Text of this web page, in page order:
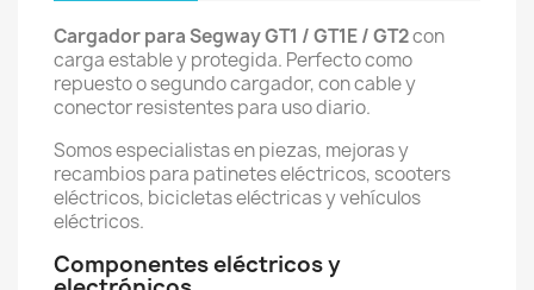
Cargador para Segway GT1 / GT1E / GT2con
carga estable y protegida. Perfecto como
repuesto o segundo cargador, con cable y
conector resistentes para uso diario.
Somos especialistas en piezas, mejoras y
recambios para patinetes eléctricos, scooters
eléctricos, bicicletas eléctricas y vehículos
eléctricos.
Componentes eléctricos y